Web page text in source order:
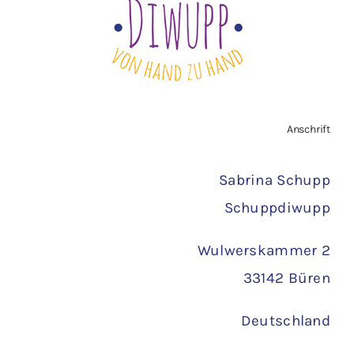
Anschrift
Sabrina Schupp
Schuppdiwupp
Wulwerskammer 2
33142 Büren
Deutschland